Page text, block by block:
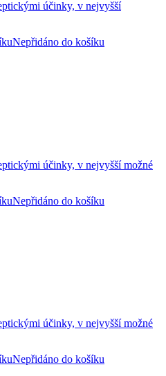
účinky, v nejvyšší
Nepřidáno do košíku
účinky, v nejvyšší možné
Nepřidáno do košíku
účinky, v nejvyšší možné
Nepřidáno do košíku